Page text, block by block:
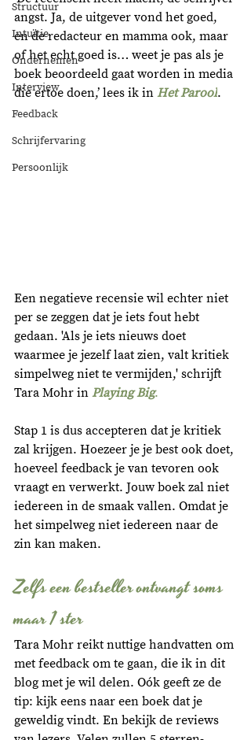
Structuur
Intuïtie
Ondernemen
Interview
Feedback
Schrijfervaring
Persoonlijk
angst. Ja, de uitgever vond het goed,
en de redacteur en mamma ook, maar
of het echt goed is… weet je pas als je
boek beoordeeld gaat worden in media
die ertoe doen,’ lees ik in Het Parool.
Een negatieve recensie wil echter niet
per se zeggen dat je iets fout hebt
gedaan. 'Als je iets nieuws doet
waarmee je jezelf laat zien, valt kritiek
simpelweg niet te vermijden,' schrijft
Tara Mohr in Playing Big.
Stap 1 is dus accepteren dat je kritiek
zal krijgen. Hoezeer je je best ook doet,
hoeveel feedback je van tevoren ook
vraagt en verwerkt. Jouw boek zal niet
iedereen in de smaak vallen. Omdat je
het simpelweg niet iedereen naar de
zin kan maken.
Zelfs een bestseller ontvangt soms
maar 1 ster
Tara Mohr reikt nuttige handvatten om
met feedback om te gaan, die ik in dit
blog met je wil delen. Oók geeft ze de
tip: kijk eens naar een boek dat je
geweldig vindt. En bekijk de reviews